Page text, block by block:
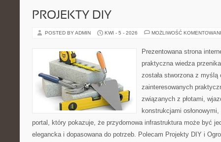
PROJEKTY DIY
POSTED BY ADMIN KWI - 5 - 2026 MOŻLIWOŚĆ
Prezentowana strona
praktyczna wiedza
została stworzona z
zainteresowanych
związanych z płotami,
konstrukcjami
portal, który pokazuje, że przydomowa infrastruktura może być
elegancka i dopasowana do potrzeb. Polecam Projekty DIY i